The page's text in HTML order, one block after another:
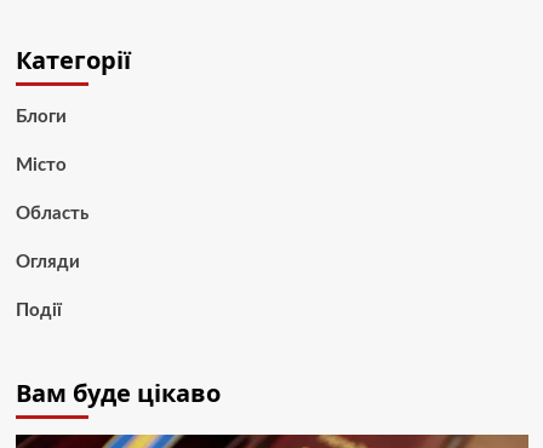
Категорії
Блоги
Місто
Область
Огляди
Події
Вам буде цікаво